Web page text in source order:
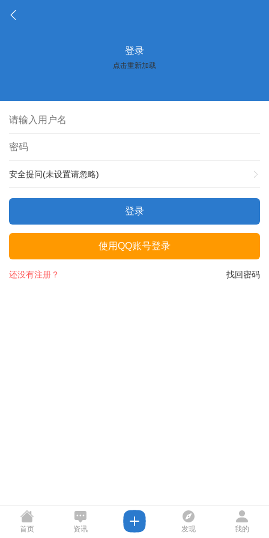
登录
点击重新加载
安全提问(未设置请忽略)
登录
使用QQ账号登录
找回密码
还没有注册？
首页 资讯 发现 我的